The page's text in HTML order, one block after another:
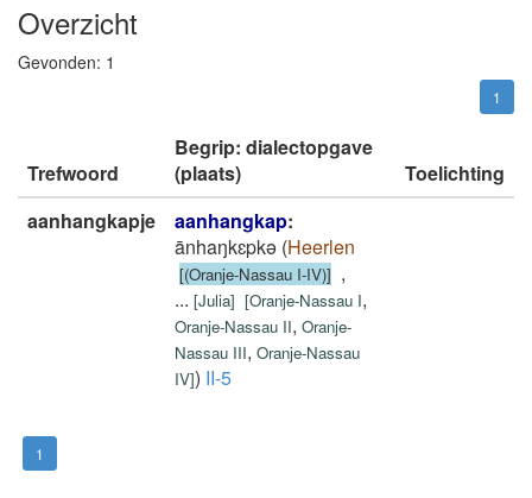
Overzicht
Gevonden: 1
1
Trefwoord
Begrip: dialectopgave
(plaats)
Toelichting
aanhangkapje
aanhangkap:
ānhaŋkɛpkǝ (Heerlen
[(Oranje-Nassau I-IV)] ,
... [Julia] [Oranje-Nassau I,
Oranje-Nassau II, Oranje-
Nassau III, Oranje-Nassau
IV]) II-5
1